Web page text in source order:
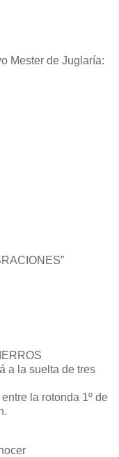
Mester de Juglaría:
a la suelta de tres
la rotonda 1º de